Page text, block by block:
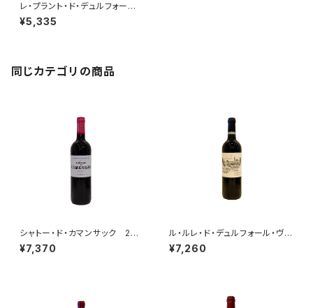
レ・プラント・ド・デュルフォール・
ヴィヴァン 2019
¥5,335
同じカテゴリの商品
シャトー・ド・カマンサック 201
5
¥7,370
ル・ルレ・ド・デュルフォール・ヴィ
ヴァン 2015
¥7,260